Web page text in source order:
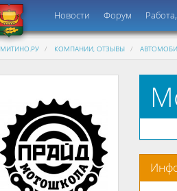
Новости Форум
МИТИНО.РУ КОМПАНИИ, ОТЗЫВЫ